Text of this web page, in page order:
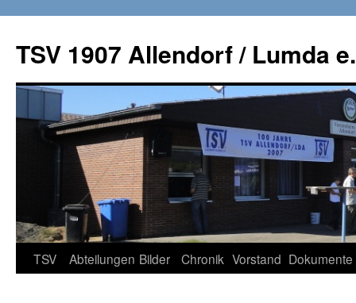
TSV 1907 Allendorf / Lumda
Zum
TSV Abteilungen Bilder Chronik Vorstand Dokumente